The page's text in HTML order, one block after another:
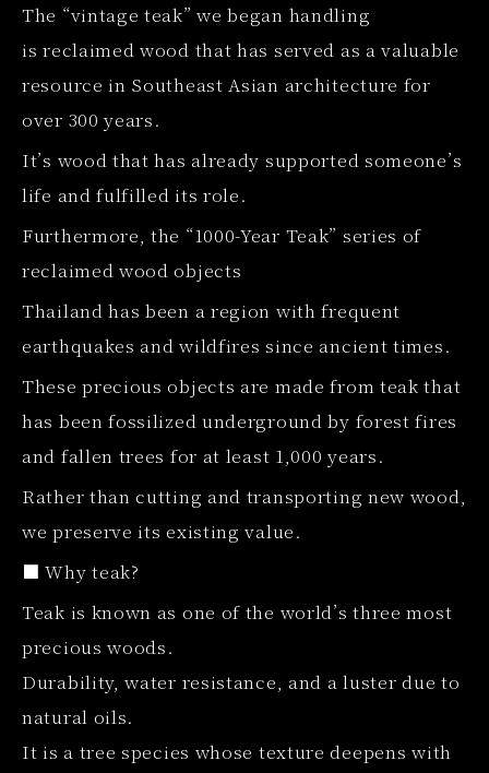
The “vintage teak” we began handling
is reclaimed wood that has served as a valuable
resource in Southeast Asian architecture for
over 300 years.
It’s wood that has already supported someone’s
life and fulfilled its role.
Furthermore, the “1000-Year Teak” series of
reclaimed wood objects
Thailand has been a region with frequent
earthquakes and wildfires since ancient times.
These precious objects are made from teak that
has been fossilized underground by forest fires
and fallen trees for at least 1,000 years.
Rather than cutting and transporting new wood,
we preserve its existing value.
■ Why teak?
Teak is known as one of the world’s three most
precious woods.
Durability, water resistance, and a luster due to
natural oils.
It is a tree species whose texture deepens with